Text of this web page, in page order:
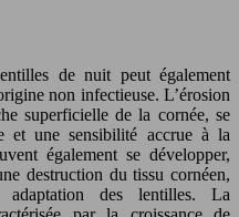
de nuit peut également
non infectieuse. L’érosion
superficielle de la cornée, se
et une sensibilité accrue à la
également se développer,
destruction du tissu cornéen,
des lentilles. La